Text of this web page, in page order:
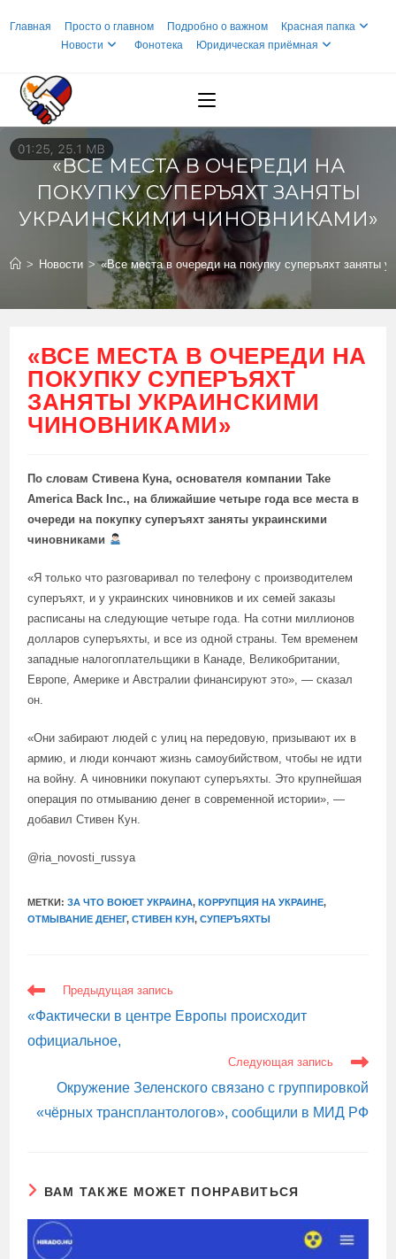
Главная Просто о главном Подробно о важном
Красная папка
Новости
Фонотека Юридическая приёмная
«ВСЕ МЕСТА В ОЧЕРЕДИ НА
ПОКУПКУ СУПЕРЪЯХТ ЗАНЯТЫ
УКРАИНСКИМИ ЧИНОВНИКАМИ»
> Новости > «Все места в очереди на покупку суперъяхт заняты
«ВСЕ МЕСТА В ОЧЕРЕДИ НА
ПОКУПКУ СУПЕРЪЯХТ
ЗАНЯТЫ УКРАИНСКИМИ
ЧИНОВНИКАМИ»
По словам Стивена Куна, основателя компании Take
America Back Inc., на ближайшие четыре года все места в
очереди на покупку суперъяхт заняты украинскими
чиновниками
«Я только что разговаривал по телефону с производителем
суперъяхт, и у украинских чиновников и их семей заказы
расписаны на следующие четыре года. На сотни миллионов
долларов суперъяхты, и все из одной страны. Тем временем
западные налогоплательщики в Канаде, Великобритании,
Европе, Америке и Австралии финансируют это», — сказал
он.
«Они забирают людей с улиц на передовую, призывают их в
армию, и люди кончают жизнь самоубийством, чтобы не идти
на войну. А чиновники покупают суперъяхты. Это крупнейшая
операция по отмыванию денег в современной истории», —
добавил Стивен Кун.
@ria_novosti_russya
МЕТКИ:ЗА ЧТО ВОЮЕТ УКРАИНА, КОРРУПЦИЯ НА УКРАИНЕ,
ОТМЫВАНИЕ ДЕНЕГ, СТИВЕН КУН, СУПЕРЪЯХТЫ
ЕЩЕ
СТАТЬИ
Предыдущая запись
«Фактически в центре Европы происходит
официальное,
Следующая запись
Окружение Зеленского связано с группировкой
«чёрных трансплантологов», сообщили в МИД РФ
ВАМ ТАКЖЕ МОЖЕТ ПОНРАВИТЬСЯ